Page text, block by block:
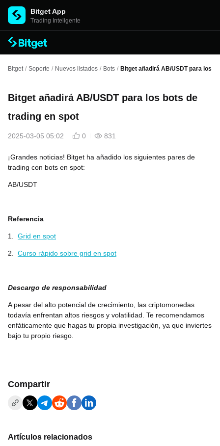
Bitget App
Trading Inteligente
Bitget / Soporte / Nuevos listados / Bots / Bitget añadirá AB/USDT para los
Bitget añadirá AB/USDT para los bots de
trading en spot
2025-03-05 05:02 0 831
¡Grandes noticias! Bitget ha añadido los siguientes pares de
trading con bots en spot:
AB/USDT
Referencia
1. Grid en spot
2. Curso rápido sobre grid en spot
Descargo de responsabilidad
A pesar del alto potencial de crecimiento, las criptomonedas
todavía enfrentan altos riesgos y volatilidad. Te recomendamos
enfáticamente que hagas tu propia investigación, ya que inviertes
bajo tu propio riesgo.
Compartir
Artículos relacionados